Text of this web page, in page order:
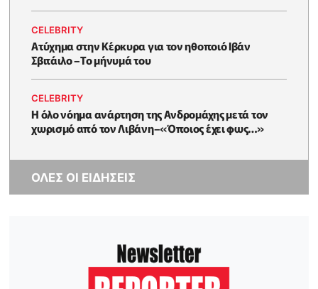
CELEBRITY
Ατύχημα στην Κέρκυρα για τον ηθοποιό Ιβάν
Σβιτάιλο –Το μήνυμά του
CELEBRITY
Η όλο νόημα ανάρτηση της Ανδρομάχης μετά τον
χωρισμό από τον Λιβάνη–«Όποιος έχει φως…»
ΟΛΕΣ ΟΙ ΕΙΔΗΣΕΙΣ